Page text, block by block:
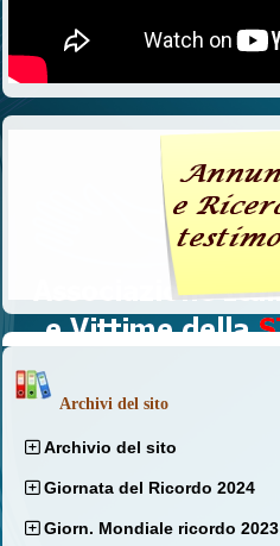
Archivi del sito
Archivio del sito
Giornata del Ricordo 2024
Giorn. Mondiale ricordo 2023